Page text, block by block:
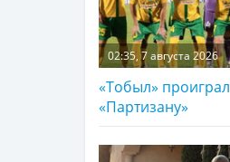
02:35, 7 августа 2026
«Тобыл» проиграл
«Партизану»